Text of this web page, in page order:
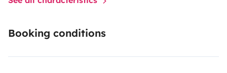
Booking conditions